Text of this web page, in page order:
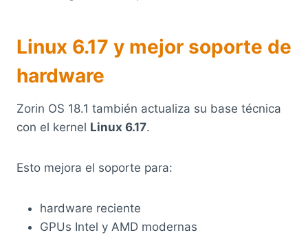
Linux 6.17 y mejor soporte de
hardware
Zorin OS 18.1 también actualiza su base técnica
con el kernel Linux 6.17.
Esto mejora el soporte para:
hardware reciente
GPUs Intel y AMD modernas